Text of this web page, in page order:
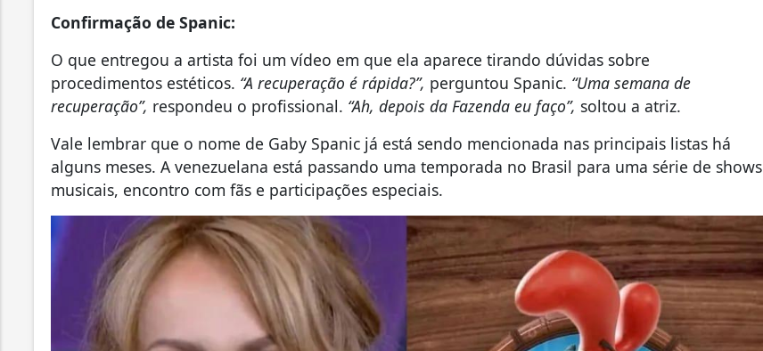
Confirmação de Spanic:
O que entregou a artista foi um vídeo em que ela aparece tirando dúvidas sobre
procedimentos estéticos. “A recuperação é rápida?”, perguntou Spanic. “Uma semana de
recuperação”, respondeu o profissional. “Ah, depois da Fazenda eu faço”, soltou a atriz.
Vale lembrar que o nome de Gaby Spanic já está sendo mencionada nas principais listas há
alguns meses. A venezuelana está passando uma temporada no Brasil para uma série de shows
musicais, encontro com fãs e participações especiais.